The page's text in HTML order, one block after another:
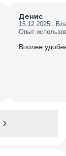
Денис
15.12.2025г.
Опыт
Вполне